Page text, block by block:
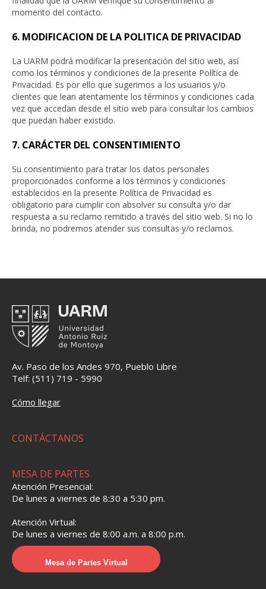
momento del contacto.
6. MODIFICACION DE LA POLITICA DE PRIVACIDAD
La UARM podrá modificar la presentación del sitio web, así
como los términos y condiciones de la presente Política de
Privacidad. Es por ello que sugerimos a los usuarios y/o
clientes que lean atentamente los términos y condiciones cada
vez que accedan desde el sitio web para consultar los cambios
que puedan haber existido.
7. CARÁCTER DEL CONSENTIMIENTO
Su consentimiento para tratar los datos personales
proporcionados conforme a los términos y condiciones
establecidos en la presente Política de Privacidad es
obligatorio para cumplir con absolver su consulta y/o dar
respuesta a su reclamo remitido a través del sitio web. Si no lo
brinda, no podremos atender sus consultas y/o reclamos.
Av. Paso de los Andes 970, Pueblo Libre
Telf: (511) 719 - 5990
Cómo llegar
CONTÁCTANOS
MESA DE PARTES
Atención Presencial:
De lunes a viernes de 8:30 a 5:30 pm.
Atención Virtual:
De lunes a viernes de 8:00 a.m. a 8:00 p.m.
Mesa de Partes Virtual